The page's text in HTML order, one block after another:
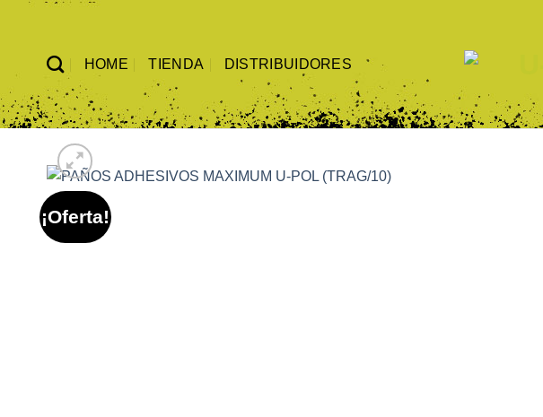
contenido
HOME TIENDA DISTRIBUIDORES
¡Oferta!